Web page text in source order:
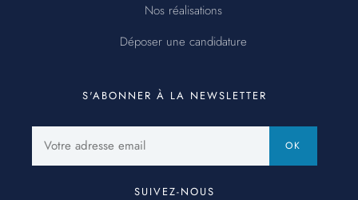
Nos réalisations
Déposer une candidature
S'ABONNER À LA NEWSLETTER
adresse
email
OK
SUIVEZ-NOUS